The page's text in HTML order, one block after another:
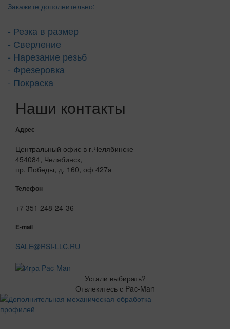
Закажите дополнительно:
- Резка в размер
- Сверление
- Нарезание резьб
- Фрезеровка
- Покраска
Наши контакты
Адрес
Центральный офис в г.Челябинске
454084, Челябинск,
пр. Победы, д. 160, оф 427а
Телефон
+7 351 248-24-36
E-mail
SALE@RSI-LLC.RU
Устали выбирать?
Отвлекитесь с Pac-Man